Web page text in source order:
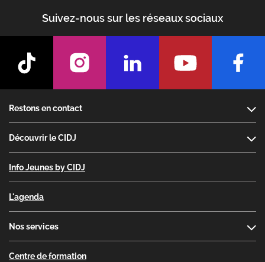
Suivez-nous sur les réseaux sociaux
Restons en contact
Découvrir le CIDJ
Info Jeunes by CIDJ
L'agenda
Nos services
Centre de formation